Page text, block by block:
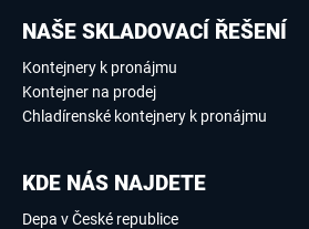
NAŠE SKLADOVACÍ ŘEŠENÍ
Kontejnery k pronájmu
Kontejner na prodej
Chladírenské kontejnery k pronájmu
KDE NÁS NAJDETE
Depa v České republice